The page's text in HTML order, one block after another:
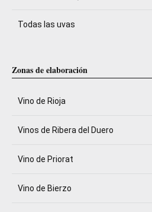
Todas las uvas
Zonas de elaboración
Vino de Rioja
Vinos de Ribera del Duero
Vino de Priorat
Vino de Bierzo